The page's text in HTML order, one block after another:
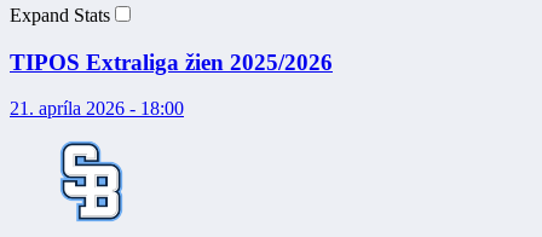
Expand Stats
TIPOS Extraliga žien 2025/2026
21. apríla 2026 - 18:00